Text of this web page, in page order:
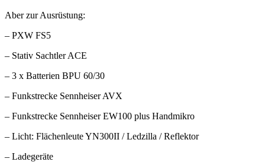
Aber zur Ausrüstung:
– PXW FS5
– Stativ Sachtler ACE
– 3 x Batterien BPU 60/30
– Funkstrecke Sennheiser AVX
– Funkstrecke Sennheiser EW100 plus Handmikro
– Licht: Flächenleute YN300II / Ledzilla / Reflektor
– Ladegeräte